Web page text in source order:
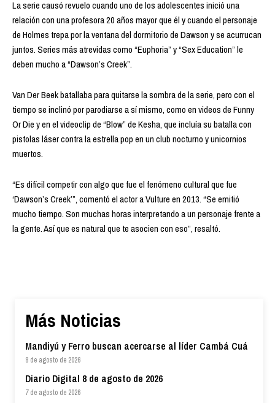
La serie causó revuelo cuando uno de los adolescentes inició una
relación con una profesora 20 años mayor que él y cuando el personaje
de Holmes trepa por la ventana del dormitorio de Dawson y se acurrucan
juntos. Series más atrevidas como “Euphoria” y “Sex Education” le
deben mucho a “Dawson’s Creek”.
Van Der Beek batallaba para quitarse la sombra de la serie, pero con el
tiempo se inclinó por parodiarse a sí mismo, como en videos de Funny
Or Die y en el videoclip de “Blow” de Kesha, que incluía su batalla con
pistolas láser contra la estrella pop en un club nocturno y unicornios
muertos.
“Es difícil competir con algo que fue el fenómeno cultural que fue
‘Dawson’s Creek’”, comentó el actor a Vulture en 2013. “Se emitió
mucho tiempo. Son muchas horas interpretando a un personaje frente a
la gente. Así que es natural que te asocien con eso”, resaltó.
Más Noticias
Mandiyú y Ferro buscan acercarse al líder Cambá Cuá
8 de agosto de 2026
Diario Digital 8 de agosto de 2026
7 de agosto de 2026